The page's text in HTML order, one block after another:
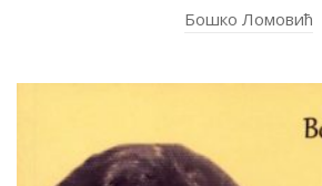
Бошко Ломовић